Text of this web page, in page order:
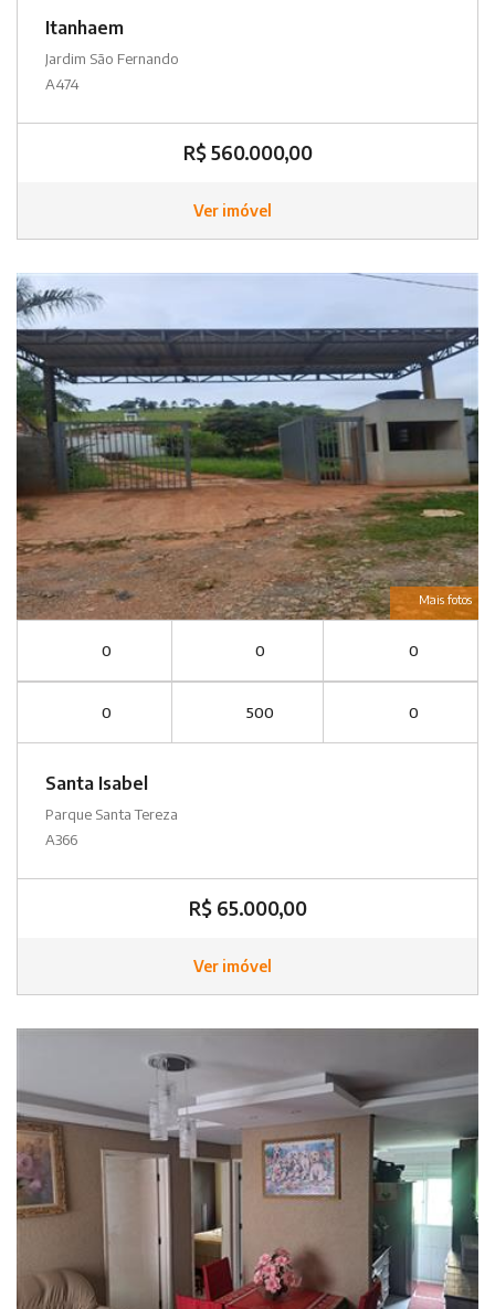
Itanhaem
Jardim São Fernando
A474
R$ 560.000,00
Ver imóvel
Mais fotos
0 0 0
0 500 0
Santa Isabel
Parque Santa Tereza
A366
R$ 65.000,00
Ver imóvel